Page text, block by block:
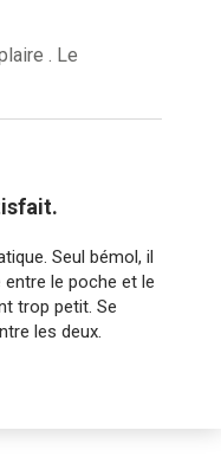
. Le
Seul bémol, il
le poche et le
trop petit. Se
les deux.